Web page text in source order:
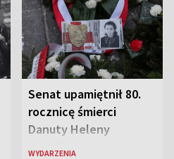
Senat upamiętnił 80.
rocznicę śmierci
Danuty Heleny
Siedzikówny „Inki”
WYDARZENIA